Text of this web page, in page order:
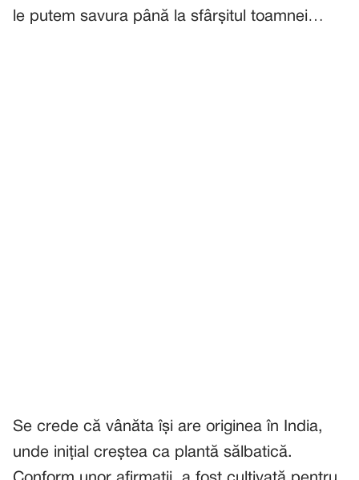
le putem savura până la sfârșitul toamnei…
Se crede că vânăta își are originea în India,
unde inițial creștea ca plantă sălbatică.